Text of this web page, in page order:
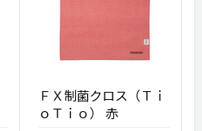
ＦＸ制菌クロス（Ｔｉ
ｏＴｉｏ） 赤